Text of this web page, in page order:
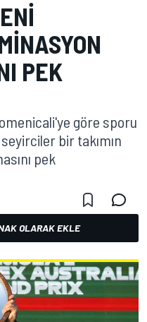
PEK
göre sporu
bir takımın
pek
OLARAK EKLE